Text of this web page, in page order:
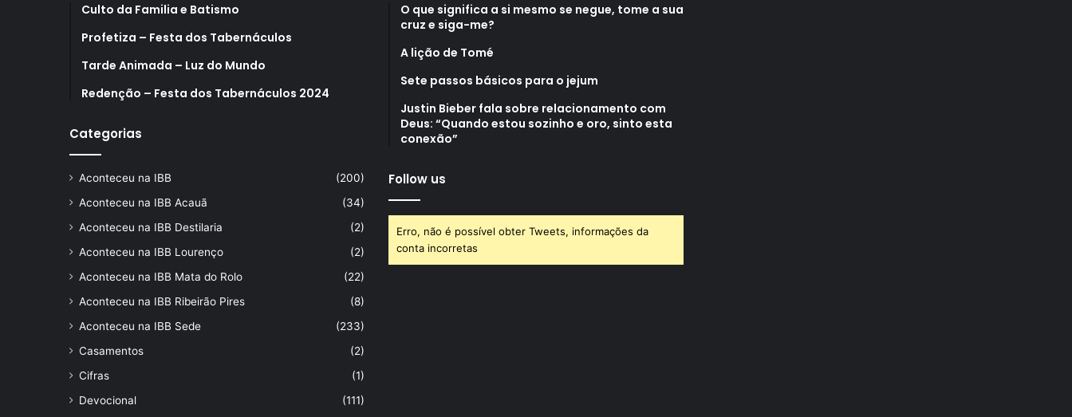
Culto da Familia e Batismo
Profetiza – Festa dos Tabernáculos
Tarde Animada – Luz do Mundo
Redenção – Festa dos Tabernáculos 2024
Categorias
Aconteceu na IBB
(200)
Aconteceu na IBB Acauã
(34)
Aconteceu na IBB Destilaria
(2)
Aconteceu na IBB Lourenço
(2)
Aconteceu na IBB Mata do Rolo
(22)
Aconteceu na IBB Ribeirão Pires
(8)
Aconteceu na IBB Sede
(233)
Casamentos
(2)
Cifras
(1)
Devocional
(111)
O que significa a si mesmo se negue, tome a sua
cruz e siga-me?
A lição de Tomé
Sete passos básicos para o jejum
Justin Bieber fala sobre relacionamento com
Deus: “Quando estou sozinho e oro, sinto esta
conexão”
Follow us
Erro, não é possível obter Tweets, informações da
conta incorretas